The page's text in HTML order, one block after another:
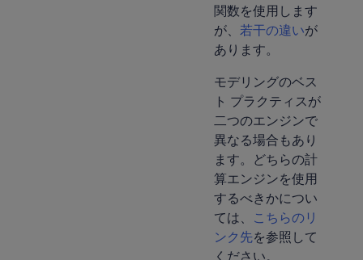
関数を使用します
が、 若干の違いが
あります。
モデリングのベス
ト プラクティスが
二つのエンジンで
異なる場合もあり
ます。どちらの計
算エンジンを使用
するべきかについ
ては、 こちらのリ
ンク先を参照して
ください。